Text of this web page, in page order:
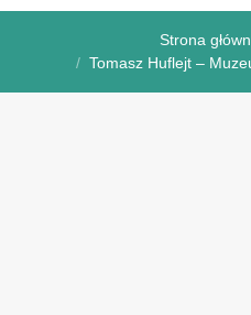
Strona
Tomasz Huflejt –